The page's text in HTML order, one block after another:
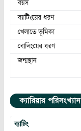
বয়স
ব্যাটিংয়ের ধরণ
খেলাতে ভূমিকা
বোলিংয়ের ধরণ
জন্মস্থান
ক্যারিয়ার পরিসংখ্যান
ব্যাটিং